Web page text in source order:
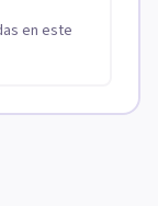
en este